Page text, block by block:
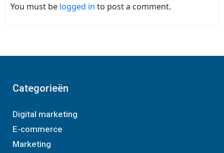
You must be logged in to post a comment.
Categorieën
Digital marketing
E-commerce
Marketing